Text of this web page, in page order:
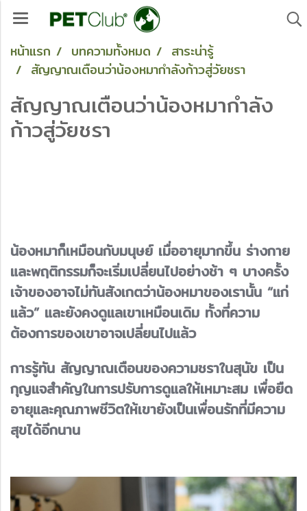
หน้าแรก บทความทั้งหมด
สาระน่ารู้
สัญญาณเตือนว่าน้องหมากำลังก้าวสู่วัยชรา
สัญญาณเตือนว่าน้องหมากำลัง
ก้าวสู่วัยชรา
น้องหมาก็เหมือนกับมนุษย์ เมื่ออายุมากขึ้น ร่างกาย
และพฤติกรรมก็จะเริ่มเปลี่ยนไปอย่างช้า ๆ บางครั้ง
เจ้าของอาจไม่ทันสังเกตว่าน้องหมาของเรานั้น “แก่
แล้ว” และยังคงดูแลเขาเหมือนเดิม ทั้งที่ความ
ต้องการของเขาอาจเปลี่ยนไปแล้ว
การรู้ทัน สัญญาณเตือนของความชราในสุนัข เป็น
กุญแจสำคัญในการปรับการดูแลให้เหมาะสม เพื่อยืด
อายุและคุณภาพชีวิตให้เขายังเป็นเพื่อนรักที่มีความ
สุขได้อีกนาน